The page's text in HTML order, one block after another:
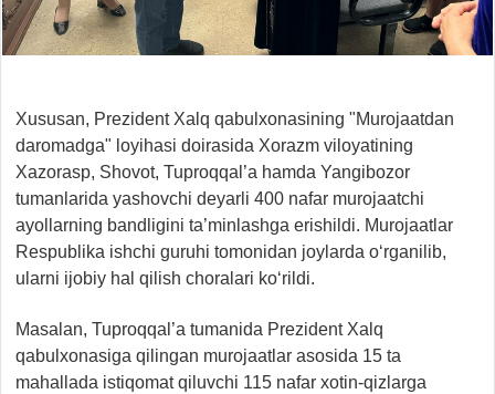
Xususan, Prezident Xalq qabulxonasining "Murojaatdan
daromadga" loyihasi doirasida Xorazm viloyatining
Xazorasp, Shovot, Tuproqqal’a hamda Yangibozor
tumanlarida yashovchi deyarli 400 nafar murojaatchi
ayollarning bandligini ta’minlashga erishildi. Murojaatlar
Respublika ishchi guruhi tomonidan joylarda o‘rganilib,
ularni ijobiy hal qilish choralari ko‘rildi.
Masalan, Tuproqqal’a tumanida Prezident Xalq
qabulxonasiga qilingan murojaatlar asosida 15 ta
mahallada istiqomat qiluvchi 115 nafar xotin-qizlarga